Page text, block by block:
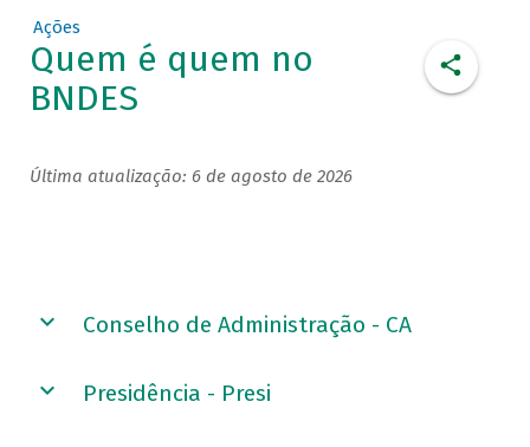
Ações
Quem é quem no
BNDES
Última atualização: 6 de agosto de 2026
Conselho de Administração - CA
Presidência - Presi